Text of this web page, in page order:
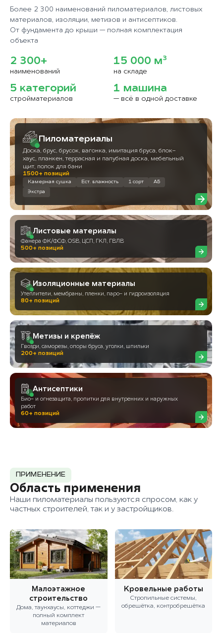
Более 2 300 наименований пиломатериалов, листовых
материалов, изоляции, метизов и антисептиков.
От фундамента до крыши — полная комплектация
объекта
2 300+
наименований
15 000 м³
на складе
5 категорий
стройматериалов
1 машина
— всё в одной доставке
Пиломатериалы
Доска, брус, брусок, вагонка, имитация бруса, блок-
хаус, планкен, террасная и палубная доска, мебельный
щит, полок для бани
1500+ позиций
Камерная сушка Ест. влажность 1 сорт
АБ
Экстра
Листовые материалы
Фанера ФК/ФСФ, OSB, ЦСП, ГКЛ, ГВЛВ
500+ позиций
Изоляционные материалы
Утеплители, мембраны, пленки, паро- и гидроизоляция
80+ позиций
Метизы и крепёж
Гвозди, саморезы, опоры бруса, уголки, шпильки
200+ позиций
Антисептики
Био- и огнезащита, пропитки для внутренних и наружных
работ
60+ позиций
ПРИМЕНЕНИЕ
Область применения
Наши пиломатериалы пользуются спросом, как у
частных строителей, так и у застройщиков.
Малоэтажное
строительство
Дома, таунхаусы, коттеджи —
полный комплект
материалов
Кровельные работы
Стропильные системы,
обрешётка, контробрешётка